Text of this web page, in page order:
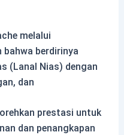
melalui
bahwa berdirinya
(Lanal Nias) dengan
dan
prestasi untuk
dan penangkapan